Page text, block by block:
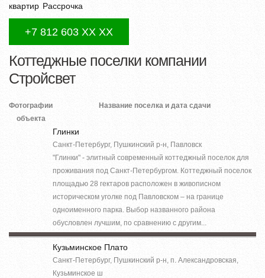
квартир Рассрочка
+7 812 603 XX XX
Коттеджные поселки компании
Стройсвет
Фотографии
объекта
Название поселка и дата сдачи
Глинки
Санкт-Петербург, Пушкинский р-н, Павловск
"Глинки" - элитный современный коттеджный поселок для
проживания под Санкт-Петербургом. Коттеджный поселок
площадью 28 гектаров расположен в живописном
историческом уголке под Павловском – на границе
одноименного парка. Выбор названного района
обусловлен лучшим, по сравнению с другим...
Кузьминское Плато
Санкт-Петербург, Пушкинский р-н, п. Александровская,
Кузьминское ш